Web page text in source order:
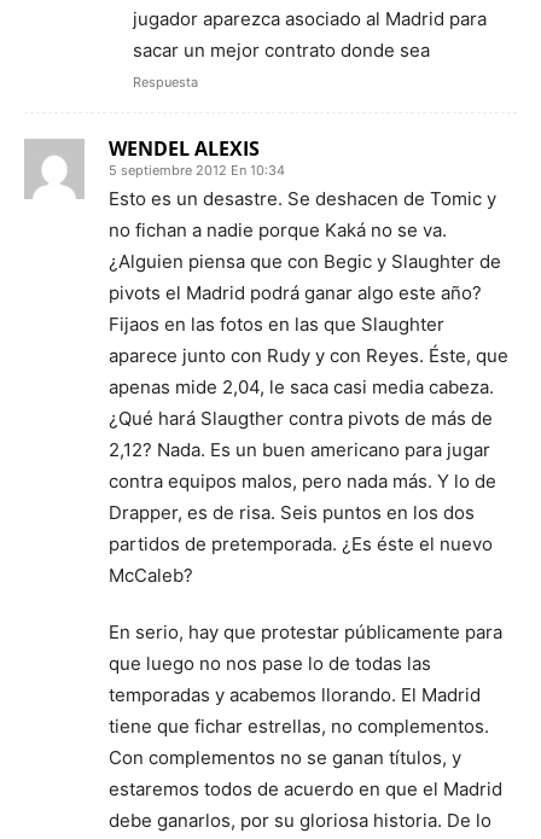
jugador aparezca asociado al Madrid para
sacar un mejor contrato donde sea
Respuesta
WENDEL ALEXIS
5 septiembre 2012 En 10:34
Esto es un desastre. Se deshacen de Tomic y
no fichan a nadie porque Kaká no se va.
¿Alguien piensa que con Begic y Slaughter de
pivots el Madrid podrá ganar algo este año?
Fijaos en las fotos en las que Slaughter
aparece junto con Rudy y con Reyes. Éste, que
apenas mide 2,04, le saca casi media cabeza.
¿Qué hará Slaugther contra pivots de más de
2,12? Nada. Es un buen americano para jugar
contra equipos malos, pero nada más. Y lo de
Drapper, es de risa. Seis puntos en los dos
partidos de pretemporada. ¿Es éste el nuevo
McCaleb?
En serio, hay que protestar públicamente para
que luego no nos pase lo de todas las
temporadas y acabemos llorando. El Madrid
tiene que fichar estrellas, no complementos.
Con complementos no se ganan títulos, y
estaremos todos de acuerdo en que el Madrid
debe ganarlos, por su gloriosa historia. De lo